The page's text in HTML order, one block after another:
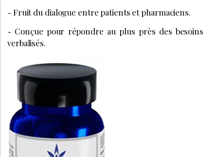
- Fruit du dialogue entre patients et pharmaciens.
- Conçue pour répondre au plus près des besoins
verbalisés.